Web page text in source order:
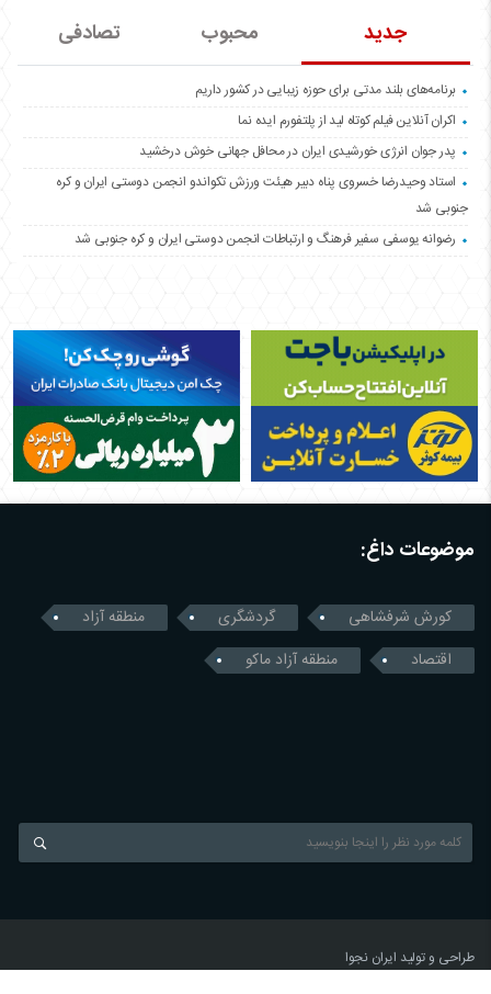
جدید محبوب تصادفی
برنامه‌های بلند مدتی برای حوزه زیبایی در کشور داریم
اکران آنلاین فیلم کوتاه لید از پلتفورم ایده نما
پدر جوان انرژی خورشیدی ایران در محافل جهانی خوش درخشید
استاد وحیدرضا خسروی پناه دبیر هیئت ورزش تکواندو انجمن دوستی ایران و کره
جنوبی شد
رضوانه یوسفی سفیر فرهنگ و ارتباطات انجمن دوستی ایران و کره جنوبی شد
موضوعات داغ:
کورش شرفشاهی گردشگری
منطقه آزاد
اقتصاد
منطقه آزاد ماکو
طراحی و تولید ایران نجوا